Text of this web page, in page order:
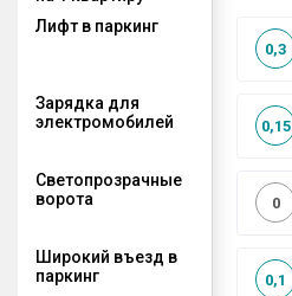
Лифт в паркинг
0,3
Зарядка для
электромобилей
0,15
Светопрозрачные
ворота
0
Широкий въезд в
паркинг
0,1